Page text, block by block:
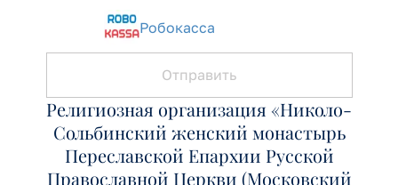
Робокасса
Отправить
Религиозная организация «Николо-
Сольбинский женский монастырь
Переславской Епархии Русской
Православной Церкви (Московский